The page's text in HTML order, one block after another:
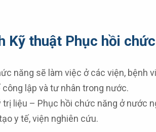
Kỹ thuật Phục hồi
năng sẽ làm việc ở các viện,
lập và tư nhân trong nước.
liệu – Phục hồi chức năng ở nước
y tế, viện nghiên cứu.